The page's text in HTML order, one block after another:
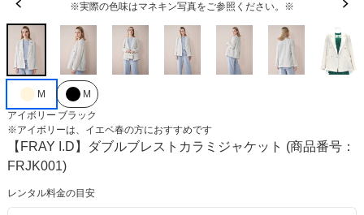
※実際の色味はマネキン写真をご参照ください。※
M
アイボリー
M
ブラック
※アイボリーは、 イエベ春の方におすすめです
【FRAY I.D】ダブルブレストカラミジャケット (商品番号：
FRJK001)
レンタル料金の目安